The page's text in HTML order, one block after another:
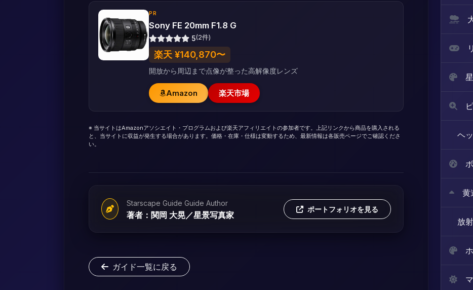
PR
Sony FE 20mm F1.8 G
5(2件)
楽天 ¥140,870〜
開放から周辺まで点像が整った高解像度レンズ
Amazon 楽天市場
※ 当サイトはAmazonアソシエイト・プログラムおよび楽天アフィリエイトの参加者です。上記リンクから商品を購入される
と、当サイトに収益が発生する場合があります。価格・在庫・仕様は変動するため、最新情報は各販売ページでご確認くださ
い。
Starscape Guide Guide Author
著者：関岡 大晃／星景写真家
ポートフォリオを見る
ガイド一覧に戻る
ヘ
黄
放